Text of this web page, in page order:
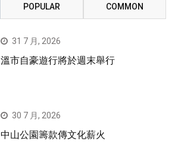
POPULAR COMMON
31 7 月, 2026
溫市自豪遊行將於週末舉行
30 7 月, 2026
中山公園籌款傳文化薪火